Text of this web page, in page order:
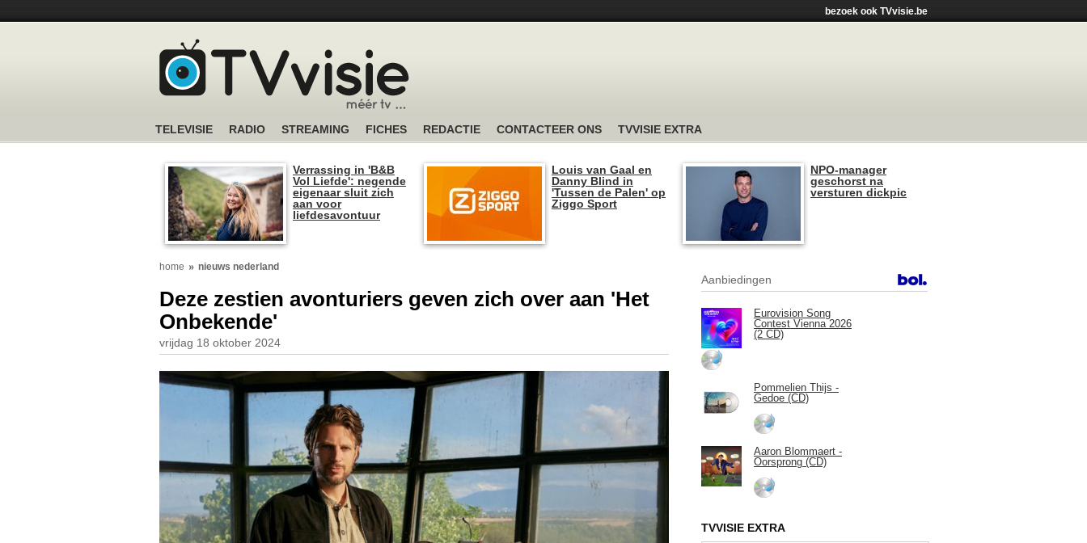
bezoek ook TVvisie.be
TELEVISIE RADIO STREAMING FICHES REDACTIE CONTACTEER ONS TVVISIE EXTRA
Verrassing in 'B&B
Vol Liefde': negende
eigenaar sluit zich
aan voor
liefdesavontuur
Louis van Gaal en
Danny Blind in
'Tussen de Palen' op
Ziggo Sport
NPO-manager
geschorst na
versturen dickpic
home nieuws nederland
Deze zestien avonturiers geven zich over aan 'Het
Onbekende'
vrijdag 18 oktober 2024
Aanbiedingen
Eurovision Song
Contest Vienna 2026
(2 CD)
Pommelien Thijs -
Gedoe (CD)
Aaron Blommaert -
Oorsprong (CD)
TVVISIE EXTRA